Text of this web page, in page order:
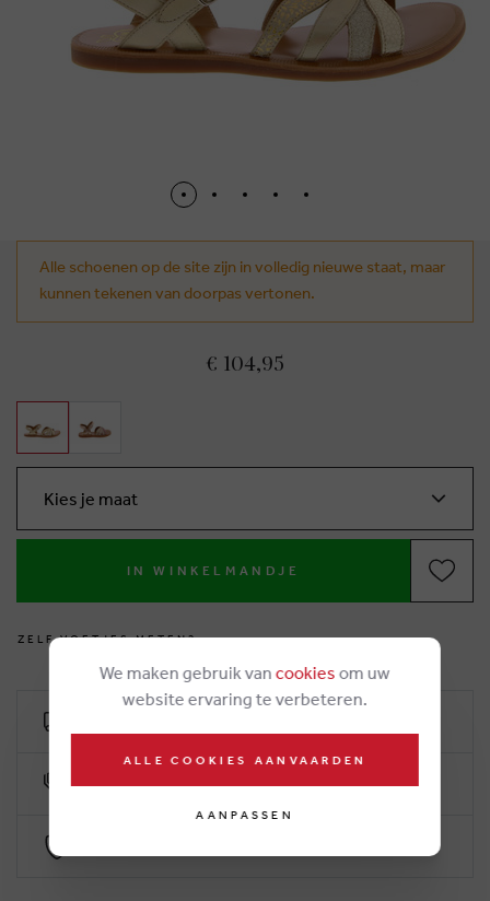
Alle schoenen op de site zijn in volledig nieuwe staat, maar
kunnen tekenen van doorpas vertonen.
€ 104,95
Kies je maat
IN WINKELMANDJE
Z E L F VOETJES METEN?
10% klantenkorting
We maken gebruik van cookies om uw
website ervaring te verbeteren.
ALLE COOKIES AANVAARDEN
AANPASSEN